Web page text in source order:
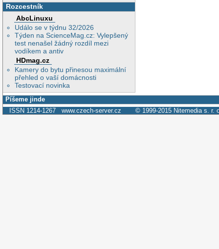
Rozcestník
AbcLinuxu
Událo se v týdnu 32/2026
Týden na ScienceMag.cz: Vylepšený
test nenašel žádný rozdíl mezi
vodíkem a antiv
HDmag.cz
Kamery do bytu přinesou maximální
přehled o vaší domácnosti
Testovací novinka
Píšeme jinde
ISSN 1214-1267 www.czech-server.cz © 1999-2015 Nitemedia s. r.